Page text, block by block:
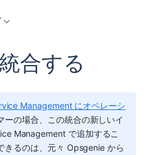
合する
Management にオペレーシ
ーの場合、この統合の新しいイ
Management で追加するこ
きるのは、元々 Opsgenie から